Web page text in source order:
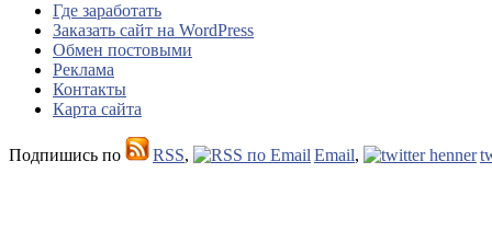
Где заработать
Заказать сайт на WordPress
Обмен постовыми
Реклама
Контакты
Карта сайта
Подпишись по RSS, Email,